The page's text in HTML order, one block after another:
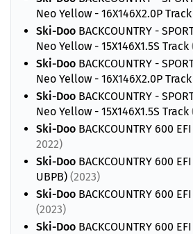
Neo Yellow - 16X146X2.0P Track
Ski-Doo BACKCOUNTRY -
Neo Yellow - 15X146X1.5S Track
Ski-Doo BACKCOUNTRY -
Neo Yellow - 16X146X2.0P Track
Ski-Doo BACKCOUNTRY -
Neo Yellow - 15X146X1.5S Track
Ski-Doo BACKCOUNTRY 600
2022)
Ski-Doo BACKCOUNTRY 600
UBPB) (2023)
Ski-Doo BACKCOUNTRY 600
(2023)
Ski-Doo BACKCOUNTRY 600